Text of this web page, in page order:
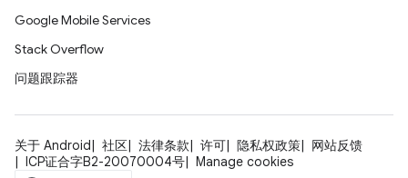
Google Mobile Services
Stack Overflow
问题跟踪器
关于 Android 社区 法律条款 许可 隐私权政策
网站反馈
ICP证合字B2-20070004号
Manage cookies